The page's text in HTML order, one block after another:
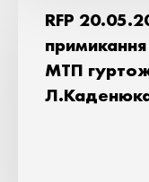
RFP
МТП